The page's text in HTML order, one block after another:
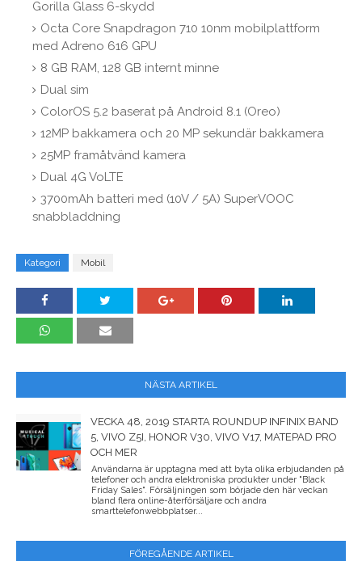
Gorilla Glass 6-skydd
Octa Core Snapdragon 710 10nm mobilplattform
med Adreno 616 GPU
8 GB RAM, 128 GB internt minne
Dual sim
ColorOS 5.2 baserat på Android 8.1 (Oreo)
12MP bakkamera och 20 MP sekundär bakkamera
25MP framåtvänd kamera
Dual 4G VoLTE
3700mAh batteri med (10V / 5A) SuperVOOC
snabbladdning
Kategori Mobil
NÄSTA ARTIKEL
VECKA 48, 2019 STARTA ROUNDUP INFINIX BAND
5, VIVO Z5I, HONOR V30, VIVO V17, MATEPAD PRO
OCH MER
Användarna är upptagna med att byta olika erbjudanden på
telefoner och andra elektroniska produkter under "Black
Friday Sales". Försäljningen som började den här veckan
bland flera online-återförsäljare och andra
smarttelefonwebbplatser...
FÖREGÅENDE ARTIKEL